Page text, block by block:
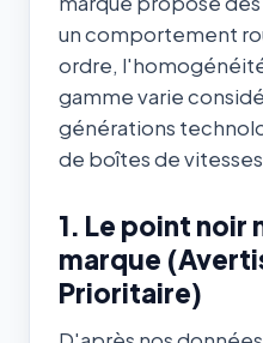
un comportement
ordre,
gamme varie
générations
de boîtes de
1. Le point noir
marque
Prioritaire)